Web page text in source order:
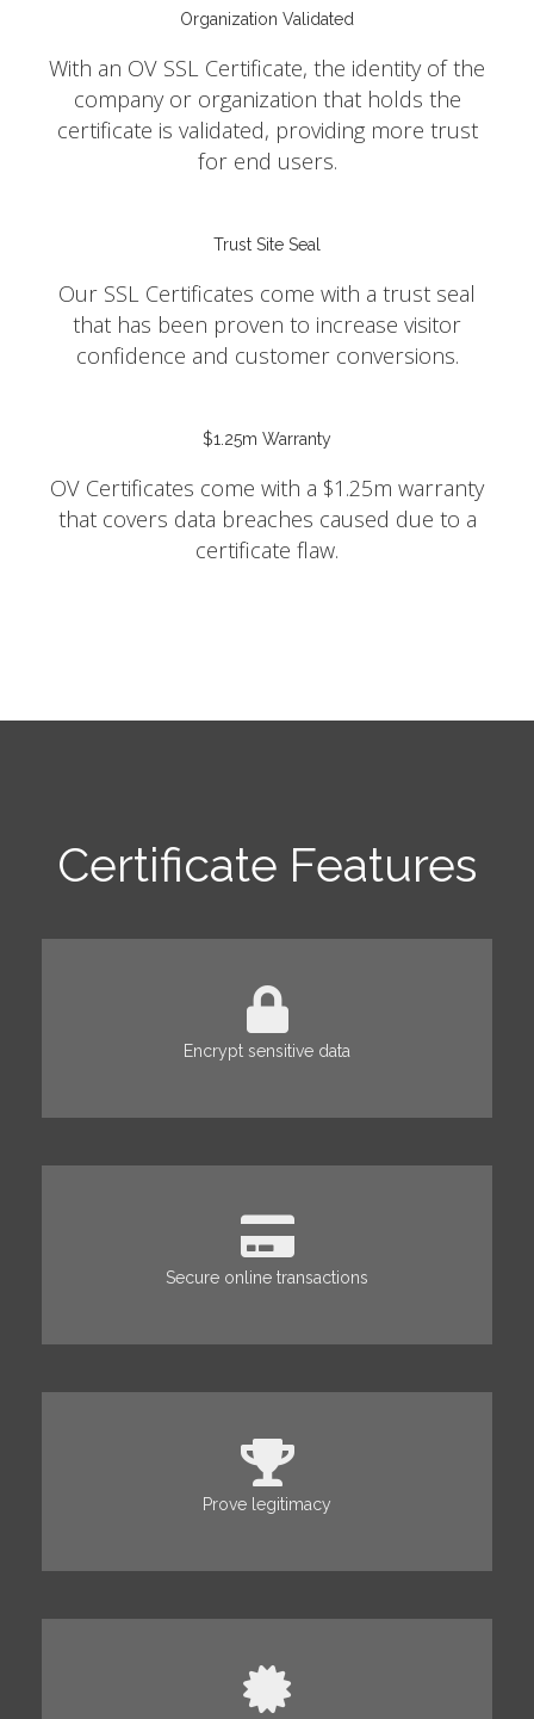
Organization Validated
With an OV SSL Certificate, the identity of the
company or organization that holds the
certificate is validated, providing more trust
for end users.
Trust Site Seal
Our SSL Certificates come with a trust seal
that has been proven to increase visitor
confidence and customer conversions.
$1.25m Warranty
OV Certificates come with a $1.25m warranty
that covers data breaches caused due to a
certificate flaw.
Certificate Features
Encrypt sensitive data
Secure online transactions
Prove legitimacy